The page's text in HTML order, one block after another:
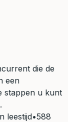
die de
een
stappen u kunt
leestijd•588